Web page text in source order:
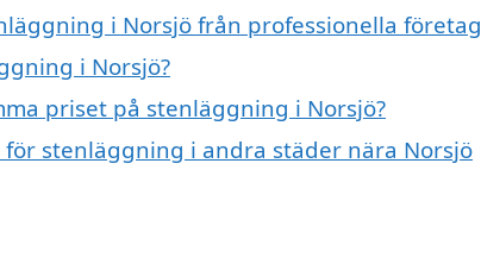
i Norsjö från professionella företag
i Norsjö?
priset på stenläggning i Norsjö?
för stenläggning i andra städer nära Norsjö